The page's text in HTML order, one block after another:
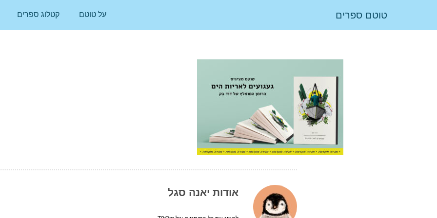
טוטם ספרים על טוטם קטלוג ספרים
אודות יאנה סגל